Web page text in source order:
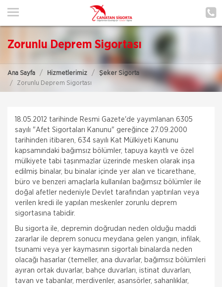
ANA SAYFA
POLIÇE HATIRLAT
ŞUBELERIMIZ
ŞUBE BAŞVURUSU
MÜŞTERI GIRIŞI
TEKLİF AL
Zorunlu Deprem Sigortası
Ana Sayfa Hizmetlerimiz
Şeker Sigorta
Zorunlu Deprem Sigortası
18.05.2012 tarihinde Resmi Gazete'de yayımlanan 6305
sayılı "Afet Sigortaları Kanunu" gereğince 27.09.2000
tarihinden itibaren, 634 sayılı Kat Mülkiyeti Kanunu
kapsamındaki bağımsız bölümler, tapuya kayıtlı ve özel
mülkiyete tabi taşınmazlar üzerinde mesken olarak inşa
edilmiş binalar, bu binalar içinde yer alan ve ticarethane,
büro ve benzeri amaçlarla kullanılan bağımsız bölümler ile
doğal afetler nedeniyle Devlet tarafından yaptırılan veya
verilen kredi ile yapılan meskenler zorunlu deprem
sigortasına tabidir.
Bu sigorta ile, depremin doğrudan neden olduğu maddi
zararlar ile deprem sonucu meydana gelen yangın, infilak,
tsunami veya yer kaymasının sigortalı binalarda neden
olacağı hasarlar (temeller, ana duvarlar, bağımsız bölümleri
ayıran ortak duvarlar, bahçe duvarları, istinat duvarları,
tavan ve tabanlar, merdivenler, asansörler, sahanlıklar,